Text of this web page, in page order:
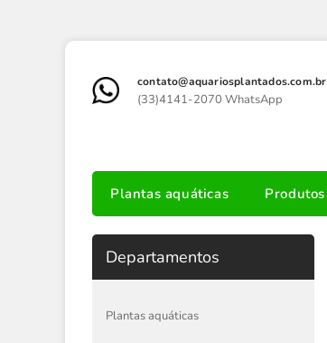
contato@aquariosplantados.com.br
(33)4141-2070 WhatsApp
Plantas aquáticas Produtos
Departamentos
Plantas aquáticas